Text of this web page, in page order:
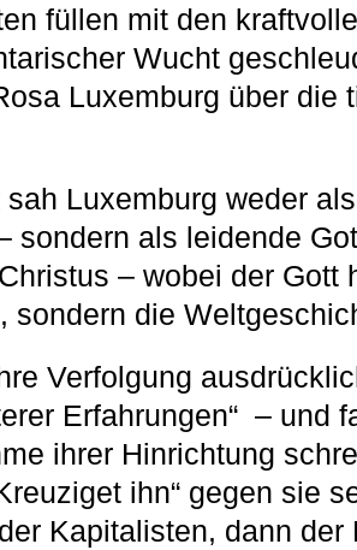
füllen mit den
Wucht
Luxemburg über die
Luxemburg weder
sondern als leidende
– wobei der Gott
sondern die
Verfolgung
Erfahrungen“ – und
ihrer Hinrichtung
ihn“ gegen sie
Kapitalisten, dann